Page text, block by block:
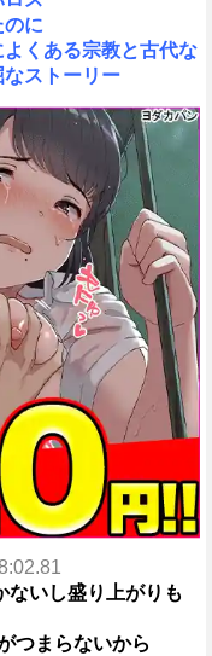
のに
くある宗教と古代な
ストーリー
ないし盛り上がりも
つまらないから